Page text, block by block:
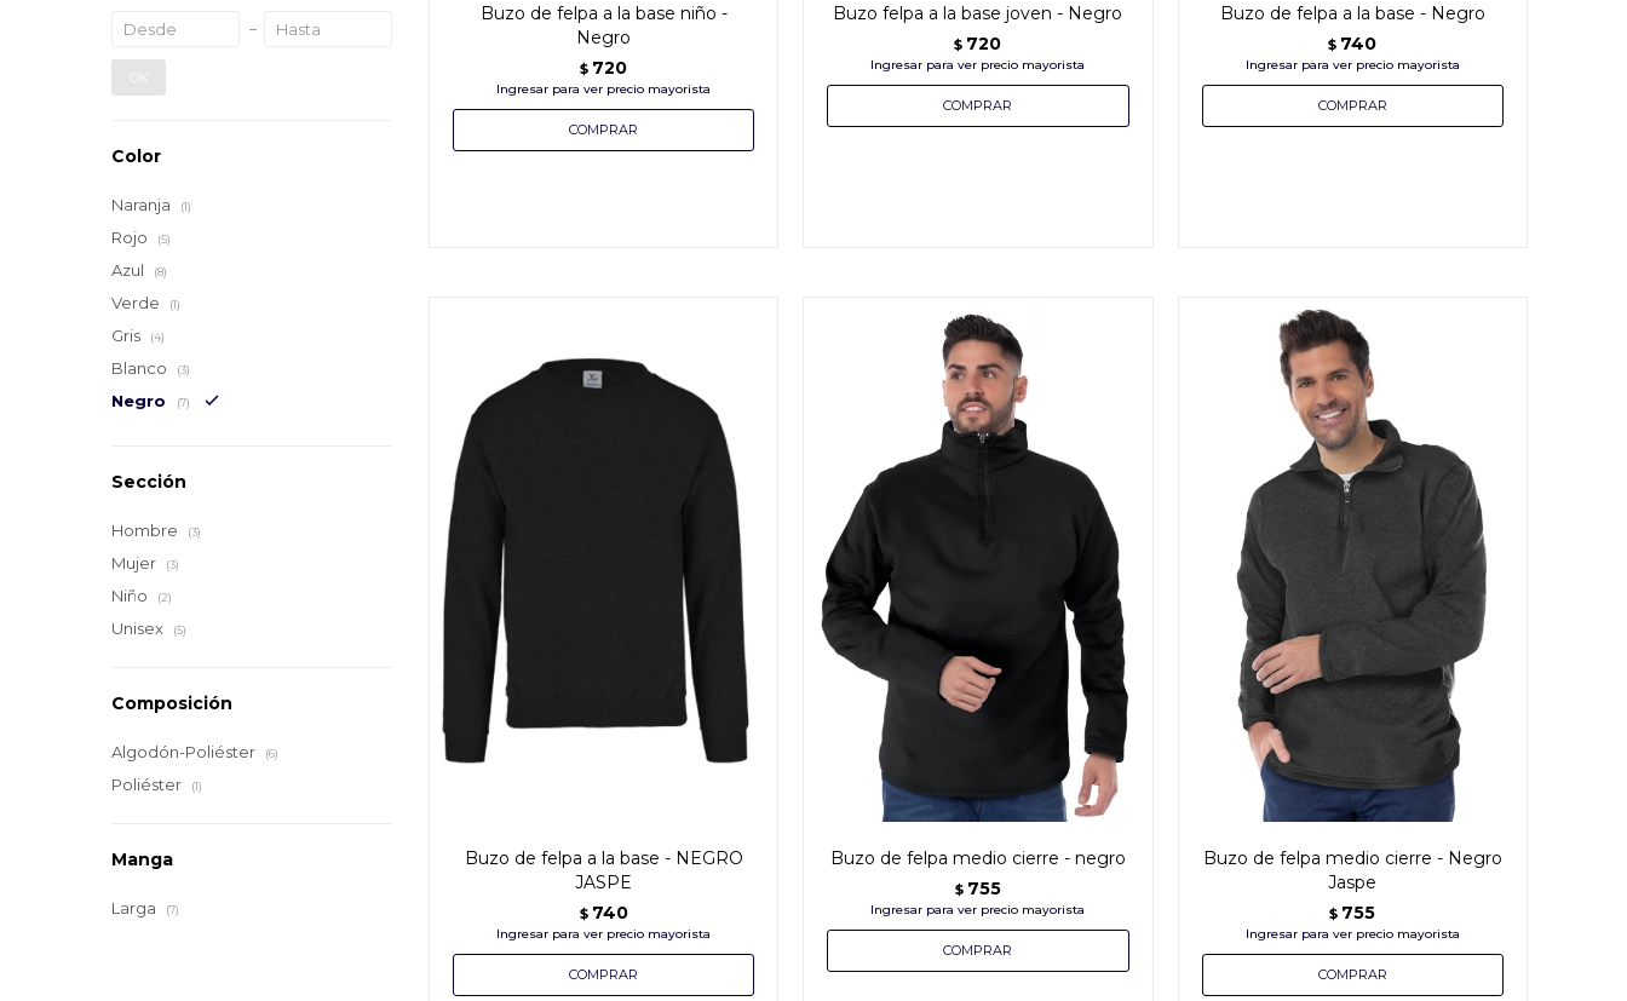
Buzo de felpa a la base niño -
Negro
$ 720
Buzo felpa a la base joven - Negro
$ 720
Buzo de felpa a la base - Negro
$ 740
Buzo de felpa a la base - NEGRO
JASPE
$ 740
Buzo de felpa medio cierre - negro
$ 755
Buzo de felpa medio cierre - Negro
Jaspe
$ 755
OK
Color
Naranja (1)
Rojo (5)
Azul (8)
Verde (1)
Gris (4)
Blanco (3)
Negro (7)
Sección
Hombre (3)
Mujer (3)
Niño (2)
Unisex (5)
Composición
Algodón-Poliéster (6)
Poliéster (1)
Manga
Larga (7)